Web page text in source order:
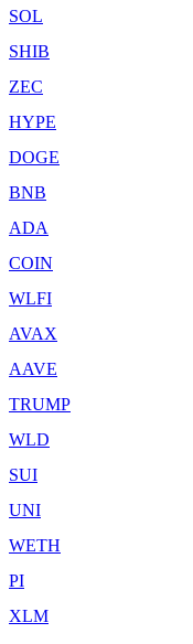
SOL
SHIB
ZEC
HYPE
DOGE
BNB
ADA
COIN
WLFI
AVAX
AAVE
TRUMP
WLD
SUI
UNI
WETH
PI
XLM